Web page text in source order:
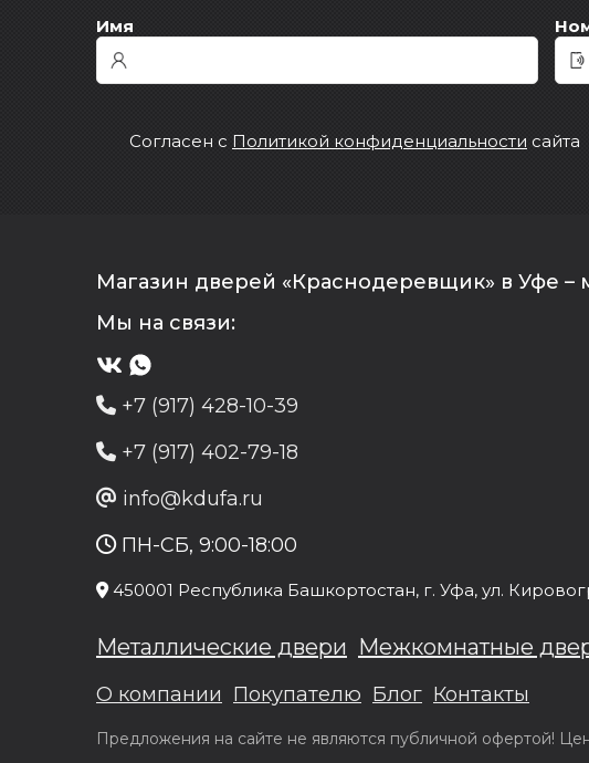
Имя
Согласен с Политикой конфиденциальности сайта
Магазин дверей «Краснодеревщик» в Уфе
Мы на связи:
+7 (917) 428-10-39
+7 (917) 402-79-18
info@kdufa.ru
ПН-СБ, 9:00-18:00
450001 Республика Башкортостан, г. Уфа, ул.
Металлические двери Межкомнатные
О компании Покупателю Блог Контакты
Предложения на сайте не являются публичной офертой!